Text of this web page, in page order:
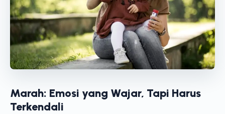
Marah: Emosi yang Wajar, Tapi Harus
Terkendali